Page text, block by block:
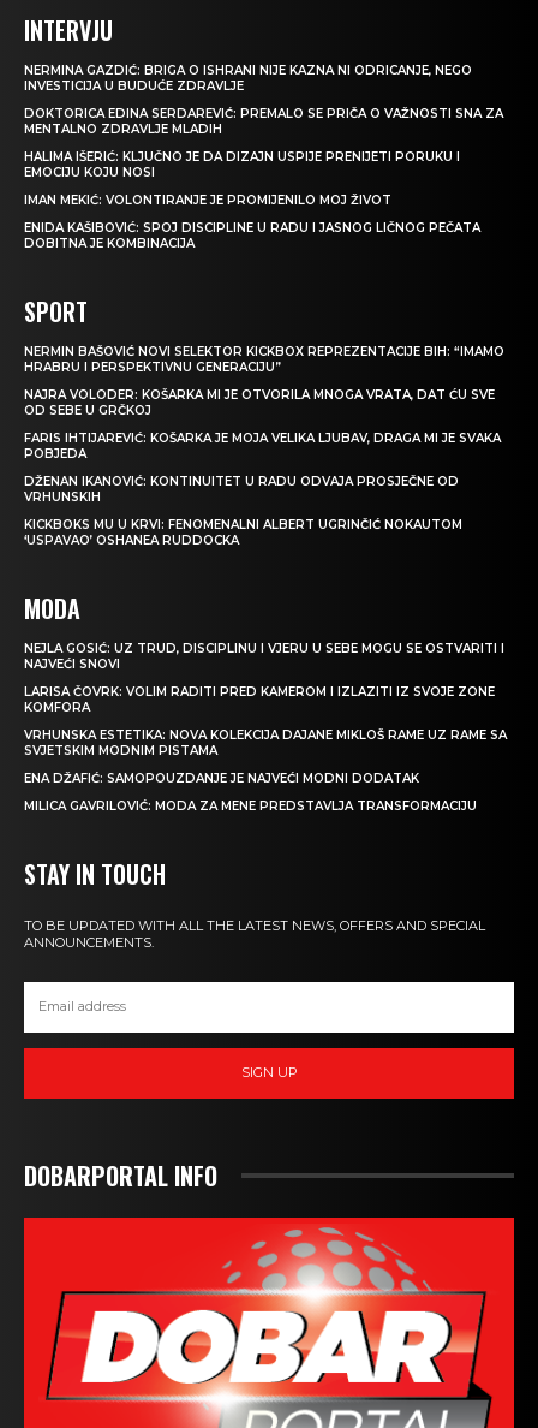
INTERVJU
NERMINA GAZDIĆ: BRIGA O ISHRANI NIJE KAZNA NI ODRICANJE, NEGO
INVESTICIJA U BUDUĆE ZDRAVLJE
DOKTORICA EDINA SERDAREVIĆ: PREMALO SE PRIČA O VAŽNOSTI SNA ZA
MENTALNO ZDRAVLJE MLADIH
HALIMA IŠERIĆ: KLJUČNO JE DA DIZAJN USPIJE PRENIJETI PORUKU I
EMOCIJU KOJU NOSI
IMAN MEKIĆ: VOLONTIRANJE JE PROMIJENILO MOJ ŽIVOT
ENIDA KAŠIBOVIĆ: SPOJ DISCIPLINE U RADU I JASNOG LIČNOG PEČATA
DOBITNA JE KOMBINACIJA
SPORT
NERMIN BAŠOVIĆ NOVI SELEKTOR KICKBOX REPREZENTACIJE BIH: “IMAMO
HRABRU I PERSPEKTIVNU GENERACIJU”
NAJRA VOLODER: KOŠARKA MI JE OTVORILA MNOGA VRATA, DAT ĆU SVE
OD SEBE U GRČKOJ
FARIS IHTIJAREVIĆ: KOŠARKA JE MOJA VELIKA LJUBAV, DRAGA MI JE SVAKA
POBJEDA
DŽENAN IKANOVIĆ: KONTINUITET U RADU ODVAJA PROSJEČNE OD
VRHUNSKIH
KICKBOKS MU U KRVI: FENOMENALNI ALBERT UGRINČIĆ NOKAUTOM
‘USPAVAO’ OSHANEA RUDDOCKA
MODA
NEJLA GOSIĆ: UZ TRUD, DISCIPLINU I VJERU U SEBE MOGU SE OSTVARITI I
NAJVEĆI SNOVI
LARISA ČOVRK: VOLIM RADITI PRED KAMEROM I IZLAZITI IZ SVOJE ZONE
KOMFORA
VRHUNSKA ESTETIKA: NOVA KOLEKCIJA DAJANE MIKLOŠ RAME UZ RAME SA
SVJETSKIM MODNIM PISTAMA
ENA DŽAFIĆ: SAMOPOUZDANJE JE NAJVEĆI MODNI DODATAK
MILICA GAVRILOVIĆ: MODA ZA MENE PREDSTAVLJA TRANSFORMACIJU
STAY IN TOUCH
TO BE UPDATED WITH ALL THE LATEST NEWS, OFFERS AND SPECIAL
ANNOUNCEMENTS.
SIGN UP
DOBARPORTAL INFO